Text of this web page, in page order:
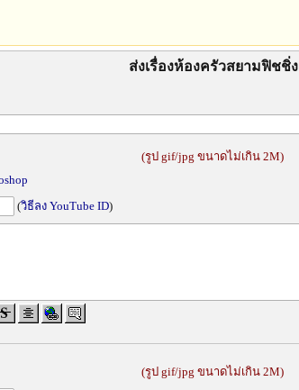
ส่งเรื่องห้องครัวสยามฟิชชิ่ง
(รูป gif/jpg ขนาดไม่เกิน 2M)
(วิธีลง YouTube ID)
(รูป gif/jpg ขนาดไม่เกิน 2M)